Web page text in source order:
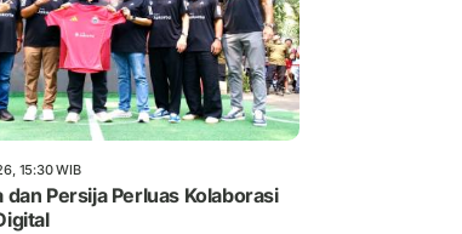
15:30 WIB
dan Persija Perluas Kolaborasi